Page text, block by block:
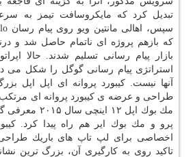
تبدیل كرد كه مایكروسافت تیمز به
كه بازهم پروژه ای ناتمام حاصل شد و
بازار پیام رسانی تسلیم شدند. حالا
استراتژی پیام رسانی گوگل را شكل می
آنها نیست. كیبورد پروانه ای اپل اپل
طراحی و عرضه ی كیبورد پروانه ای مرتكب
مك بوك اپل ۱۲
پرو و مك بوك ایر هم راه پیدا كرد.
اخصاصی برای لپ تاپ های باریك
تاكید روی به كارگیری آن، بزرگ ترین